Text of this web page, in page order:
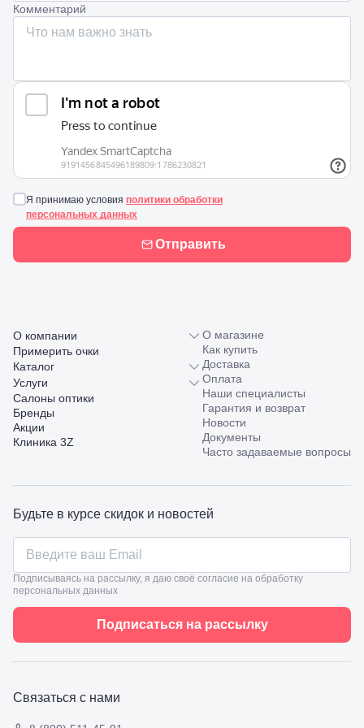
Комментарий
Я принимаю условия политики обработки
персональных данных
Отправить
О компании
Примерить очки
Каталог
Услуги
Салоны оптики
Бренды
Акции
Клиника 3Z
О магазине
Как купить
Доставка
Оплата
Наши специалисты
Гарантия и возврат
Новости
Документы
Часто задаваемые вопросы
Связаться с нами
Будьте в курсе скидок и новостей
Подписываясь на рассылку, я даю своё согласие на обработку
персональных данных
Подписаться на рассылку
взрослым
Подбор
очков
линз
Ленина,
22
Невинномысск,
Новороссийск,
ул. Серова,
10/ ул.
Лейтенанта
Пятигорск,
Калинина,
98
Славянск-
ул.
ул.
Калийная,
138
Островского,
67
Темрюк,
ул.
Таманская,
169
Тихорецк,
ул.
Октябрьская,
Туапсе,
ул.
Ленина,
Черкесск,
6